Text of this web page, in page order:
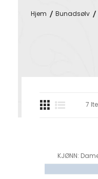
Hjem Bunadsølv
KJØNN
7